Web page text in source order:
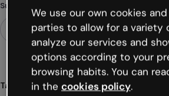
Suchst du etwas anderes?
Tags
We use our own cookies
parties to allow for a variety
analyze our services and
options according to your
browsing habits. You can
in the cookies policy.